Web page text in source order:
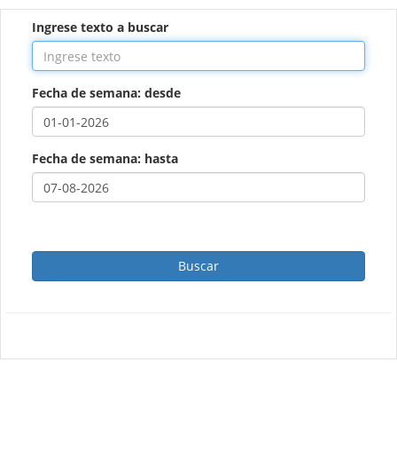
Ingrese texto a buscar
Fecha de semana: desde
Fecha de semana: hasta
Buscar